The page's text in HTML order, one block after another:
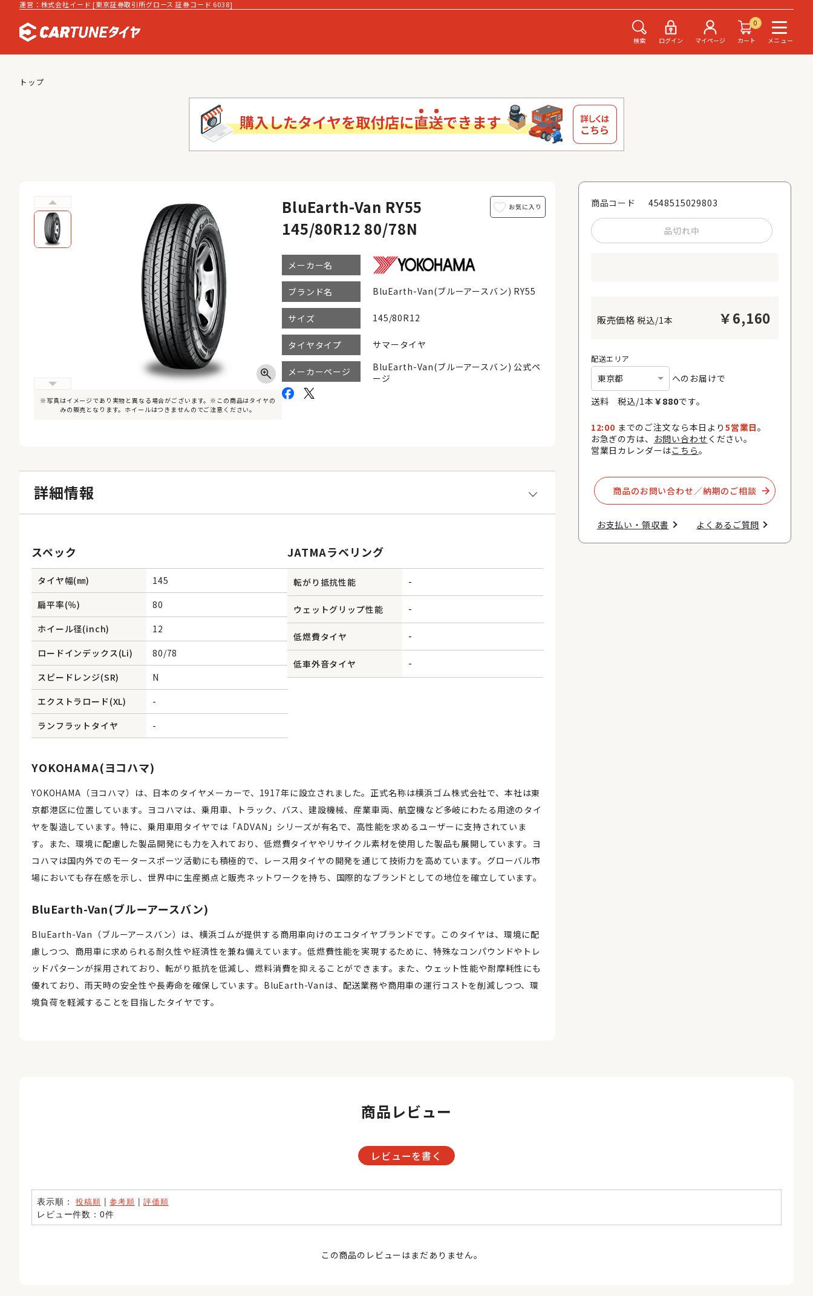
運営：株式会社イード [東京証券取引所グロース 証券コード 6038]
検索 ログイン マイページ
0
カート
メニュー
トップ
※写真はイメージであり実物と異なる場合がございます。※この商品はタイヤの
みの販売となります。ホイールはつきませんのでご注意ください。
BluEarth-Van RY55
145/80R12 80/78N
メーカー名
ブランド名 BluEarth-Van(ブルーアースバン) RY55
サイズ 145/80R12
タイヤタイプ サマータイヤ
メーカーページ
BluEarth-Van(ブルーアースバン) 公式ペ
ージ
詳細情報
スペック
タイヤ幅(㎜)
145
扁平率(％)
80
ホイール径(inch)
12
ロードインデックス(Li)
80/78
スピードレンジ(SR)
N
エクストラロード(XL)
-
ランフラットタイヤ
-
JATMAラベリング
転がり抵抗性能 -
ウェットグリップ性能 -
低燃費タイヤ -
低車外音タイヤ -
YOKOHAMA(ヨコハマ)
YOKOHAMA（ヨコハマ）は、日本のタイヤメーカーで、1917年に設立されました。正式名称は横浜ゴム株式会社で、本社は東
京都港区に位置しています。ヨコハマは、乗用車、トラック、バス、建設機械、産業車両、航空機など多岐にわたる用途のタイ
ヤを製造しています。特に、乗用車用タイヤでは「ADVAN」シリーズが有名で、高性能を求めるユーザーに支持されていま
す。また、環境に配慮した製品開発にも力を入れており、低燃費タイヤやリサイクル素材を使用した製品も展開しています。ヨ
コハマは国内外でのモータースポーツ活動にも積極的で、レース用タイヤの開発を通じて技術力を高めています。グローバル市
場においても存在感を示し、世界中に生産拠点と販売ネットワークを持ち、国際的なブランドとしての地位を確立しています。
BluEarth-Van(ブルーアースバン)
BluEarth-Van（ブルーアースバン）は、横浜ゴムが提供する商用車向けのエコタイヤブランドです。このタイヤは、環境に配
慮しつつ、商用車に求められる耐久性や経済性を兼ね備えています。低燃費性能を実現するために、特殊なコンパウンドやトレ
ッドパターンが採用されており、転がり抵抗を低減し、燃料消費を抑えることができます。また、ウェット性能や耐摩耗性にも
優れており、雨天時の安全性や長寿命を確保しています。BluEarth-Vanは、配送業務や商用車の運行コストを削減しつつ、環
境負荷を軽減することを目指したタイヤです。
商品コード 4548515029803
品切れ中
税込/1本 ￥6,160
配送エリア
へのお届けで
送料 税込/1本 ￥880です。
12:00 までのご注文なら本日より 5営業日。
お急ぎの方は、
お問い合わせ ください。
営業日カレンダーはこちら。
商品のお問い合わせ／納期のご相談​
お支払い・領収書​ よくあるご質問​
商品レビュー
レビューを書く
表示順：投稿順 |参考順 |評価順
レビュー件数：0件
この商品のレビューはまだありません。